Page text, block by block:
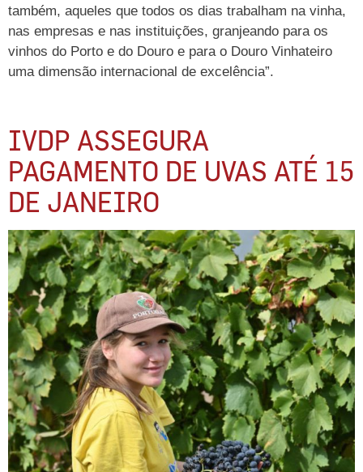
também, aqueles que todos os dias trabalham na vinha,
nas empresas e nas instituições, granjeando para os
vinhos do Porto e do Douro e para o Douro Vinhateiro
uma dimensão internacional de excelência”.
IVDP ASSEGURA
PAGAMENTO DE UVAS ATÉ 15
DE JANEIRO